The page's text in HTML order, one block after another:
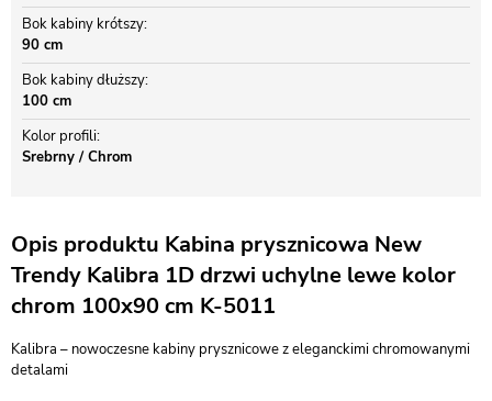
Bok kabiny krótszy
90 cm
Bok kabiny dłuższy
100 cm
Kolor profili
Srebrny / Chrom
Opis produktu Kabina prysznicowa New
Trendy Kalibra 1D drzwi uchylne lewe kolor
chrom 100x90 cm K-5011
Kalibra – nowoczesne kabiny prysznicowe z eleganckimi chromowanymi
detalami